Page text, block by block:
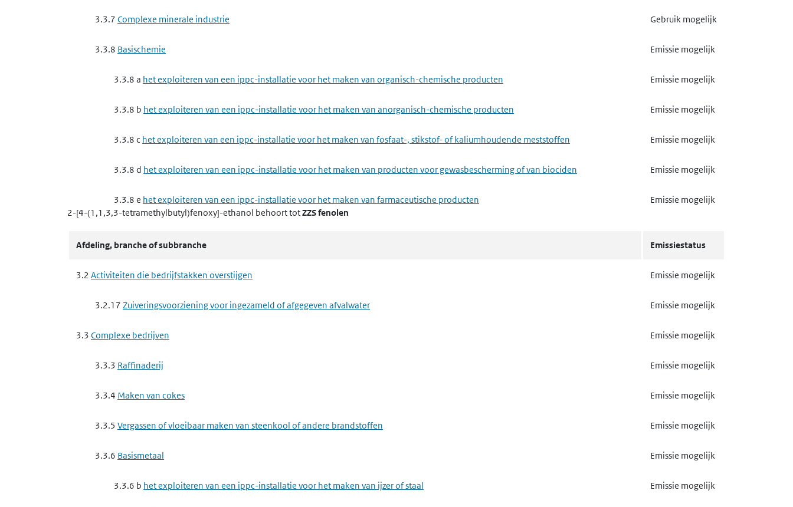
3.3.7 Complexe minerale industrie Gebruik mogelijk
3.3.8 Basischemie Emissie mogelijk
3.3.8 a het exploiteren van een ippc-installatie voor het maken van organisch-chemische producten Emissie mogelijk
3.3.8 b het exploiteren van een ippc-installatie voor het maken van anorganisch-chemische producten Emissie mogelijk
3.3.8 c het exploiteren van een ippc-installatie voor het maken van fosfaat-, stikstof- of kaliumhoudende meststoffen Emissie mogelijk
3.3.8 d het exploiteren van een ippc-installatie voor het maken van producten voor gewasbescherming of van biociden Emissie mogelijk
3.3.8 e het exploiteren van een ippc-installatie voor het maken van farmaceutische producten Emissie mogelijk
vezelplaat van hout
3.3.9 b het exploiteren van een ippc-installatie voor het voorbehandelen of het verven van textielvezels of textiel Gebruik mogelijk
3.4 Nutssector en industrie Emissie mogelijk
3.4.4 Metaalproductenindustrie Emissie mogelijk
3.4.4 f het maken van producten van metaal Emissie mogelijk
3.4.5 Minerale producten industrie Gebruik mogelijk
3.4.5 ehet winnen van steen, mergel, zand, grind of kalk Gebruik mogelijk
3.4.6Chemische producten industrie Emissie mogelijk
2-[4-(1,1,3,3-tetramethylbutyl)fenoxy]-ethanol behoort totZZS fenolen
Afdeling, branche of subbranche Emissiestatus
3.2 Activiteiten die bedrijfstakken overstijgen Emissie mogelijk
3.2.17 Zuiveringsvoorziening voor ingezameld of afgegeven afvalwater Emissie mogelijk
3.3 Complexe bedrijven Emissie mogelijk
3.3.3 Raffinaderij Emissie mogelijk
3.3.4 Maken van cokes Emissie mogelijk
3.3.5 Vergassen of vloeibaar maken van steenkool of andere brandstoffen Emissie mogelijk
3.3.6 Basismetaal Emissie mogelijk
3.3.6 b het exploiteren van een ippc-installatie voor het maken van ijzer of staal Emissie mogelijk